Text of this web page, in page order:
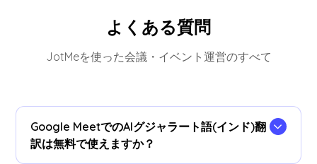
よくある質問
JotMeを使った会議・イベント運営のすべて
Google MeetでのAIグジャラート語(インド)翻
訳は無料で使えますか？